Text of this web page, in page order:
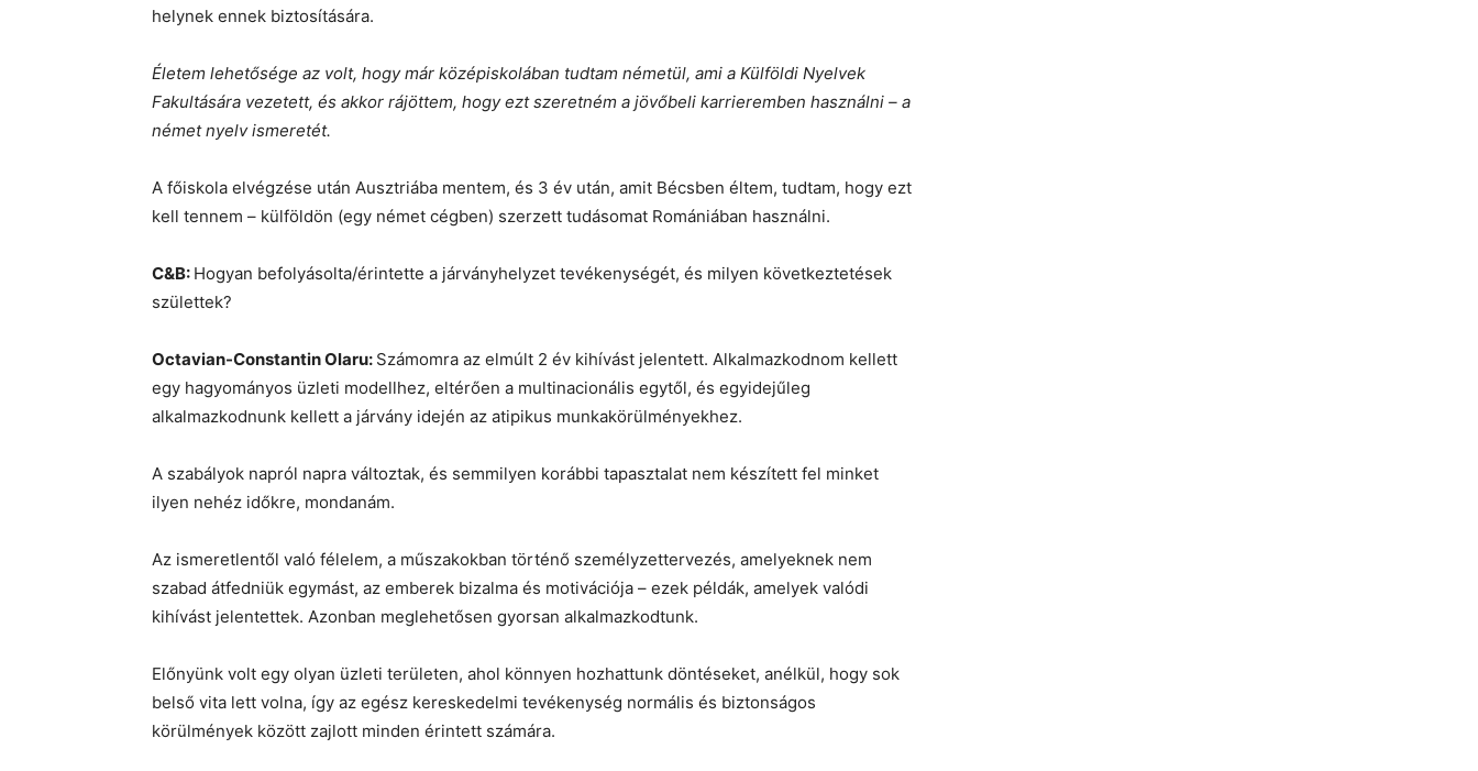
helynek ennek biztosítására.
Életem lehetősége az volt, hogy már középiskolában tudtam németül, ami a Külföldi Nyelvek
Fakultására vezetett, és akkor rájöttem, hogy ezt szeretném a jövőbeli karrieremben használni – a
német nyelv ismeretét.
A főiskola elvégzése után Ausztriába mentem, és 3 év után, amit Bécsben éltem, tudtam, hogy ezt
kell tennem – külföldön (egy német cégben) szerzett tudásomat Romániában használni.
C&B: Hogyan befolyásolta/érintette a járványhelyzet tevékenységét, és milyen következtetések
születtek?
Octavian-Constantin Olaru: Számomra az elmúlt 2 év kihívást jelentett. Alkalmazkodnom kellett
egy hagyományos üzleti modellhez, eltérően a multinacionális egytől, és egyidejűleg
alkalmazkodnunk kellett a járvány idején az atipikus munkakörülményekhez.
A szabályok napról napra változtak, és semmilyen korábbi tapasztalat nem készített fel minket
ilyen nehéz időkre, mondanám.
Az ismeretlentől való félelem, a műszakokban történő személyzettervezés, amelyeknek nem
szabad átfedniük egymást, az emberek bizalma és motivációja – ezek példák, amelyek valódi
kihívást jelentettek. Azonban meglehetősen gyorsan alkalmazkodtunk.
Előnyünk volt egy olyan üzleti területen, ahol könnyen hozhattunk döntéseket, anélkül, hogy sok
belső vita lett volna, így az egész kereskedelmi tevékenység normális és biztonságos
körülmények között zajlott minden érintett számára.